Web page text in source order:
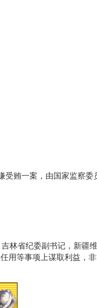
贿一案，由国家监察
省纪委副书记，新疆
用等事项上谋取利益，